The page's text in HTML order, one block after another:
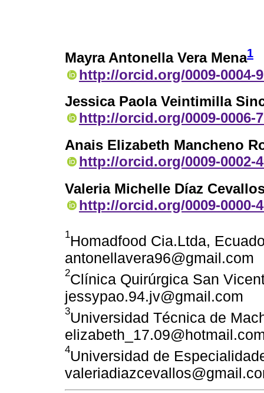
Mayra Antonella Vera Mena1
http://orcid.org/0009-0004-
Jessica Paola Veintimilla
http://orcid.org/0009-0006-
Anais Elizabeth Mancheno
http://orcid.org/0009-0002-
Valeria Michelle Díaz
http://orcid.org/0009-0000-
1Homadfood Cia.Ltda,
antonellavera96@gmail.com
2Clínica Quirúrgica San
jessypao.94.jv@gmail.com
3Universidad Técnica de
4Universidad de